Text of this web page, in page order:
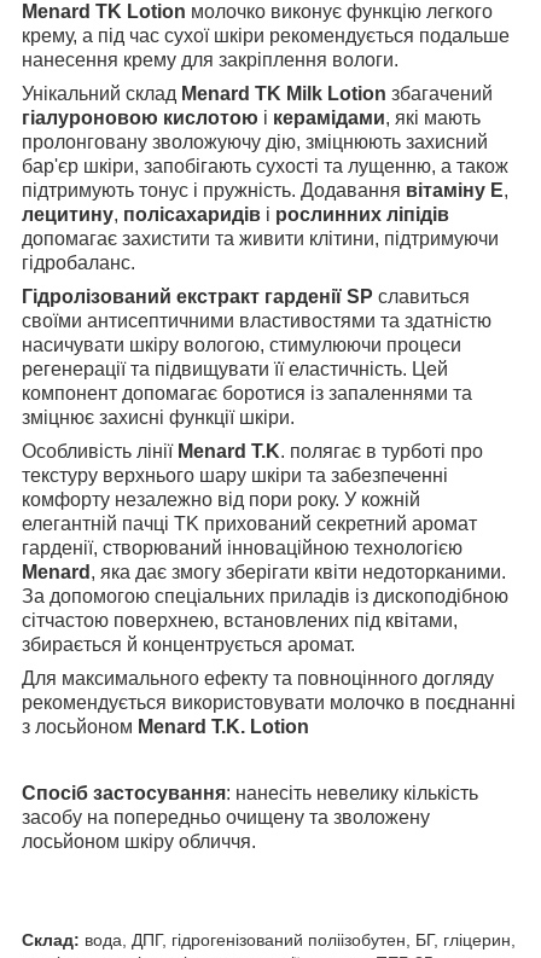
Menard TK Lotion молочко виконує функцію легкого
крему, а під час сухої шкіри рекомендується подальше
нанесення крему для закріплення вологи.
Унікальний склад Menard TK Milk Lotion збагачений
гіалуроновою кислотою і керамідами, які мають
пролонговану зволожуючу дію, зміцнюють захисний
бар'єр шкіри, запобігають сухості та лущенню, а також
підтримують тонус і пружність. Додавання вітаміну Е,
лецитину, полісахаридів і рослинних ліпідів
допомагає захистити та живити клітини, підтримуючи
гідробаланс.
Гідролізований екстракт гарденії SP славиться
своїми антисептичними властивостями та здатністю
насичувати шкіру вологою, стимулюючи процеси
регенерації та підвищувати її еластичність. Цей
компонент допомагає боротися із запаленнями та
зміцнює захисні функції шкіри.
Особливість лінії Menard T.K. полягає в турботі про
текстуру верхнього шару шкіри та забезпеченні
комфорту незалежно від пори року. У кожній
елегантній пачці TK прихований секретний аромат
гарденії, створюваний інноваційною технологією
Menard , яка дає змогу зберігати квіти недоторканими.
За допомогою спеціальних приладів із дископодібною
сітчастою поверхнею, встановлених під квітами,
збирається й концентрується аромат.
Для максимального ефекту та повноцінного догляду
рекомендується використовувати молочко в поєднанні
з лосьйоном Menard T.K. Lotion
Спосіб застосування: нанесіть невелику кількість
засобу на попередньо очищену та зволожену
лосьйоном шкіру обличчя.
Склад: вода, ДПГ, гідрогенізований поліізобутен, БГ, гліцерин,